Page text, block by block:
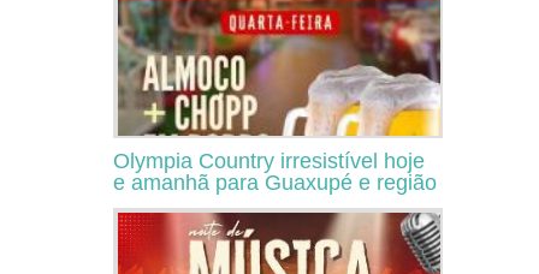
Olympia Country irresistível hoje
e amanhã para Guaxupé e região